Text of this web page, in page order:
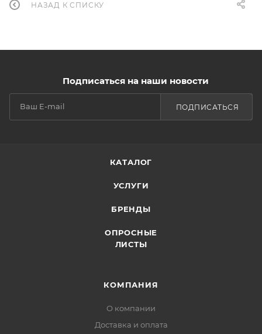
НАЗАД К СПИСКУ
Подписаться на наши новости
ПОДПИСАТЬСЯ
КАТАЛОГ
УСЛУГИ
БРЕНДЫ
ОПРОСНЫЕ
ЛИСТЫ
КОМПАНИЯ
О компании
Доставка и оплата